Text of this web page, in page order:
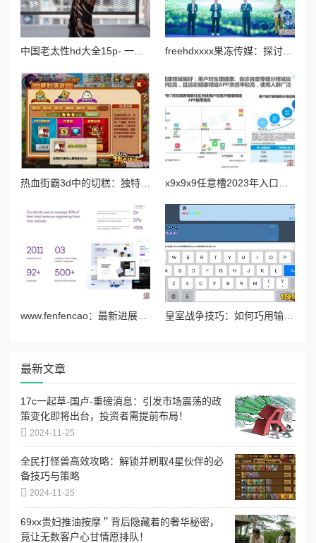
freehdxxxx果冻传媒：探讨其在数字内容传播中的角色与影响力
皇室战争技巧：如何巧用输入法改变字体颜色进行个性聊天
最新文章
17c一起草-国卢-重磅消息：引发市场震荡的政
策变化即将出台，投资者需提前布局！
2024-11-25
全民打怪兽高效攻略：解锁并刷取4星伙伴的必
备技巧与策略
2024-11-25
69xx贵妇推油按摩＂背后隐藏着的奢华秘密，
竟让无数客户心甘情愿排队！